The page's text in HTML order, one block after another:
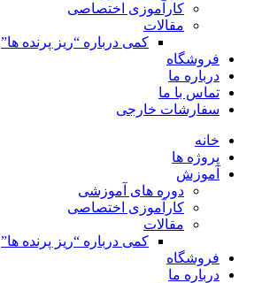
کارآموزی اختصاصی
مقالات
کمی درباره “ریز پرنده ها”
فروشگاه
درباره ما
تماس با ما
سفارشات خارجی
خانه
پروژه ها
آموزش
دوره های آموزشی
کارآموزی اختصاصی
مقالات
کمی درباره “ریز پرنده ها”
فروشگاه
درباره ما